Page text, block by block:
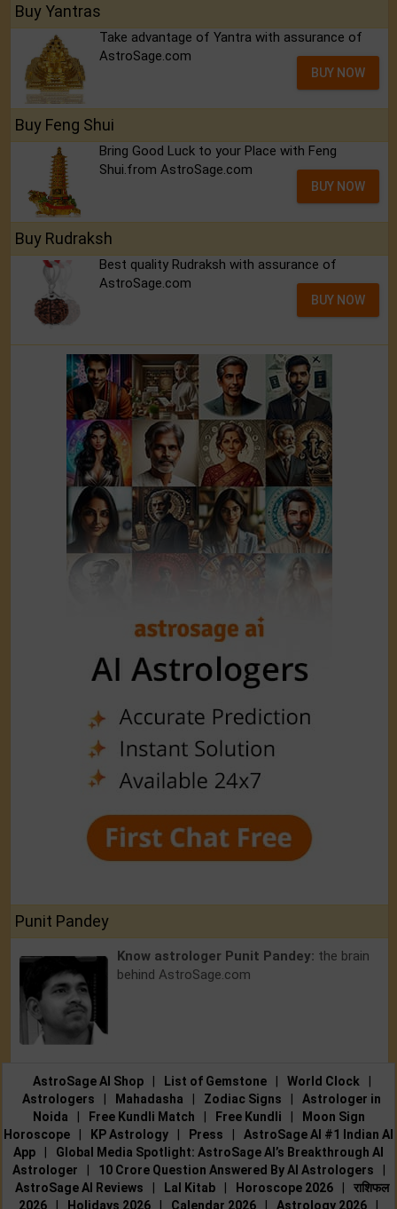
Buy Yantras
Take advantage of Yantra with assurance of
AstroSage.com
BUY NOW
Buy Feng Shui
Bring Good Luck to your Place with Feng
Shui.from AstroSage.com
BUY NOW
Buy Rudraksh
Best quality Rudraksh with assurance of
AstroSage.com
BUY NOW
Punit Pandey
Know astrologer Punit Pandey: the brain
behind AstroSage.com
AstroSage AI Shop | List of Gemstone | World Clock
|
Astrologers
| Mahadasha | Zodiac Signs |
Astrologer in
Noida
| Free Kundli Match | Free Kundli |
Moon Sign
Horoscope
| KP Astrology | Press |
AstroSage AI #1 Indian AI
App
|
Global Media Spotlight: AstroSage AI’s Breakthrough AI
Astrologer
| 10 Crore Question Answered By AI Astrologers
|
AstroSage AI Reviews
| Lal Kitab | Horoscope 2026 |
राशिफल
2026
| Holidays 2026 | Calendar 2026 | Astrology 2026 |